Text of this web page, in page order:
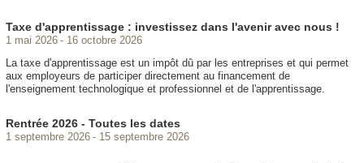
Taxe d'apprentissage : investissez dans l'avenir avec nous !
1 mai 2026
16 octobre 2026
La taxe d'apprentissage est un impôt dû par les entreprises et qui permet
aux employeurs de participer directement au financement de
l'enseignement technologique et professionnel et de l'apprentissage.
Rentrée 2026 - Toutes les dates
1 septembre 2026 15 septembre 2026